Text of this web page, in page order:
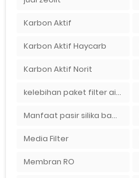
Karbon Aktif
Karbon Aktif Haycarb
Karbon Aktif Norit
kelebihan paket filter air Ady Water
Manfaat pasir silika bagi kehidupan
Media Filter
Membran RO